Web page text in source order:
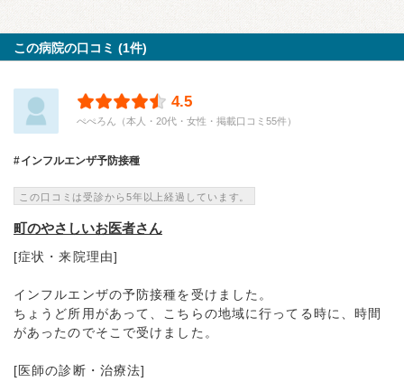
この病院の口コミ (1件)
4.5
ぺぺろん（本人・20代・女性・掲載口コミ55件）
インフルエンザ予防接種
この口コミは受診から5年以上経過しています。
町のやさしいお医者さん
[症状・来院理由]
インフルエンザの予防接種を受けました。
ちょうど所用があって、こちらの地域に行ってる時に、時間
があったのでそこで受けました。
[医師の診断・治療法]